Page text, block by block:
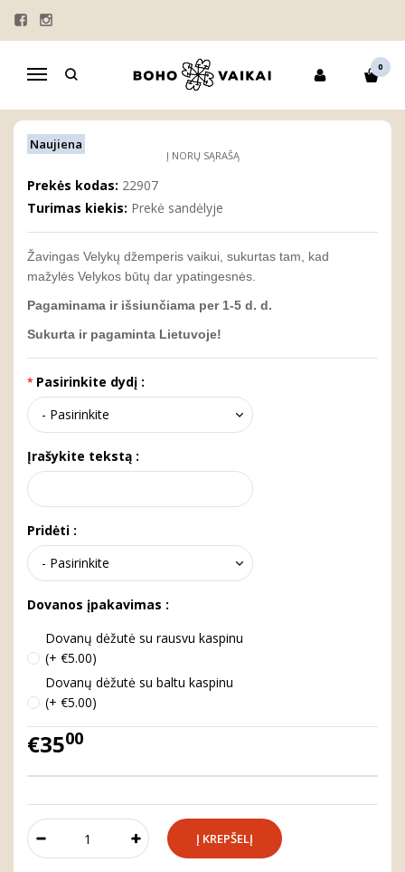
Navigacija
0
Pagrindinis
MARŠKINĖLIAI TĖČIUI
Velykų džemperis vaikui "ZUIKĖ"
VELYKŲ DŽEMPERIS VAIKUI "ZUIKĖ"
Naujiena
Į NORŲ SĄRAŠĄ
Prekės kodas: 22907
Turimas kiekis: Prekė sandėlyje
Žavingas Velykų džemperis vaikui, sukurtas tam, kad
mažylės Velykos būtų dar ypatingesnės.
Pagaminama ir išsiunčiama per 1-5 d. d.
Sukurta ir pagaminta Lietuvoje!
Pasirinkite dydį :
Įrašykite tekstą :
Pridėti :
Dovanos įpakavimas :
Dovanų dėžutė su rausvu kaspinu
(+ €5.00)
Dovanų dėžutė su baltu kaspinu
(+ €5.00)
€3500